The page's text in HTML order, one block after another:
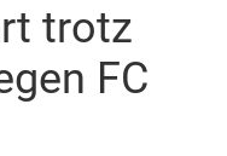
trotz
FC